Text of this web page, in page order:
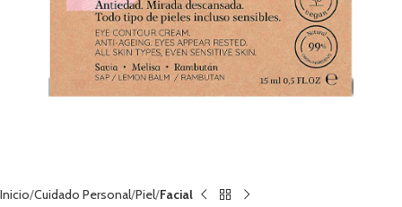
Inicio Cuidado Personal Piel Facial